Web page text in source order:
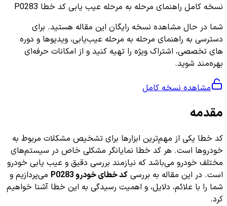
نسخه کامل راهنمای مرحله به مرحله عیب یابی کد خطا P0283
شما در حال مشاهده نسخه رایگان این مقاله هستید. برای
دسترسی به راهنمای مرحله به مرحله عیب‌یابی، ویدیوها و دوره
های تخصصی، اشتراک ویژه را تهیه کنید و از امکانات حرفه‌ای
بهره‌مند شوید.
مشاهده نسخه کامل
مقدمه
کد خطا یکی از مهم‌ترین ابزارها برای تشخیص مشکلات مربوط به
خودروها است. هر کد خطا نمایانگر مشکلی خاص در سیستم‌های
مختلف خودرو می‌باشد که نیازمند بررسی دقیق و عیب یابی خودرو
است. در این مقاله به بررسی کد خطای خودرو P0283
می‌پردازیم و
شما را با علائم، دلایل، و اهمیت رسیدگی به این خطا آشنا خواهیم
کرد.